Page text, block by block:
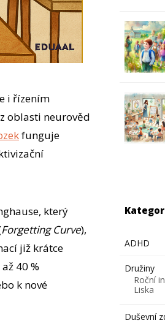
i řízením
oblasti neurověd
funguje
který
Forgetting Curve),
již krátce
40 %
k nové
ADHD
Družiny
Roční
Liska
Duševní